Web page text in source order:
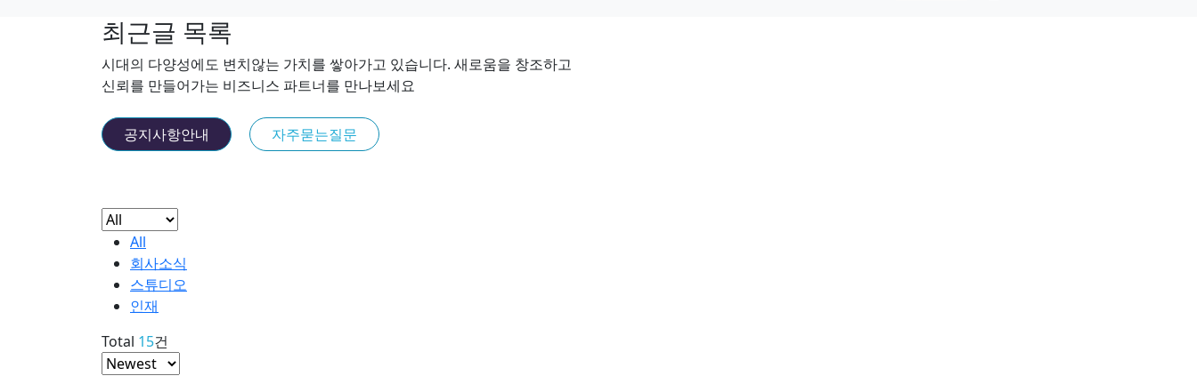
최근글 목록
시대의 다양성에도 변치않는 가치를 쌓아가고 있습니다. 새로움을 창조하고
신뢰를 만들어가는 비즈니스 파트너를 만나보세요
공지사항안내 자주묻는질문
All
회사소식
스튜디오
인재
Total 15건